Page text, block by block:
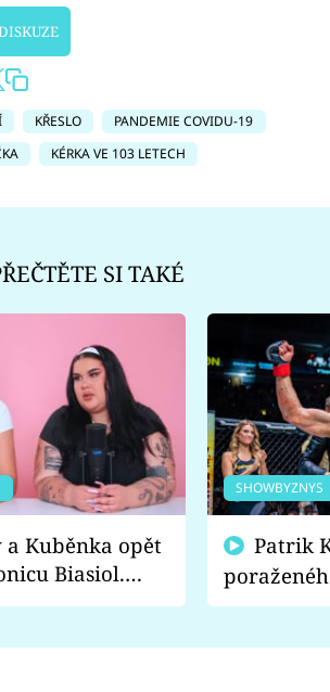
KŘESLO
PANDEMIE COVIDU-19
KÉRKA VE 103 LETECH
SI TAKÉ
a Kuběnka opět
Biasiol.
nich falešná a
SHOWBYZNYS
fanoušci